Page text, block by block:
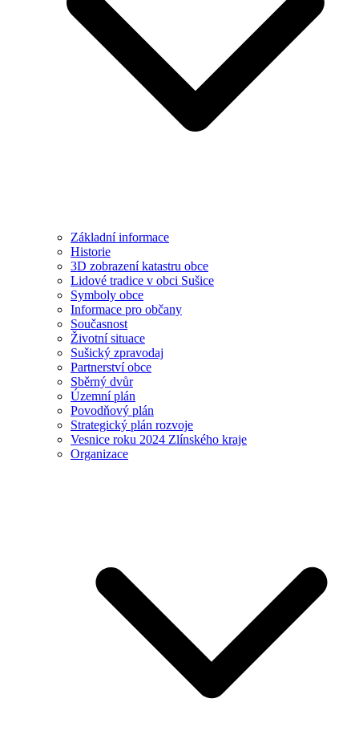
Základní informace
Historie
3D zobrazení katastru obce
Lidové tradice v obci Sušice
Symboly obce
Informace pro občany
Současnost
Životní situace
Sušický zpravodaj
Partnerství obce
Sběrný dvůr
Územní plán
Povodňový plán
Strategický plán rozvoje
Vesnice roku 2024 Zlínského kraje
Organizace